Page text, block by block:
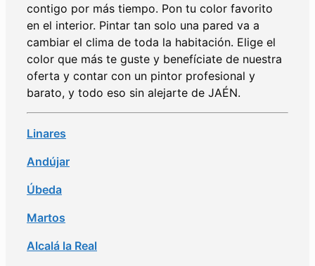
contigo por más tiempo. Pon tu color favorito
en el interior. Pintar tan solo una pared va a
cambiar el clima de toda la habitación. Elige el
color que más te guste y benefíciate de nuestra
oferta y contar con un pintor profesional y
barato, y todo eso sin alejarte de JAÉN.
Linares
Andújar
Úbeda
Martos
Alcalá la Real